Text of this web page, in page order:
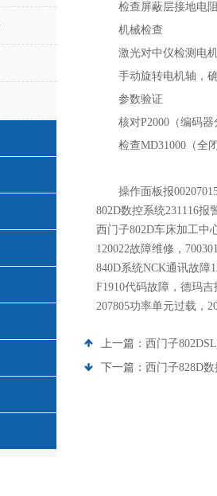
检查屏蔽层接地电
‌机械检查‌
激光对中仪检测电
手动旋转电机轴，
参数验证‌
核对P2000（编码
检查MD31000（全
操作面板报
802D数控系统231116报
西门子802D车床加工中
120022故障维修，
840D系统NCK通讯故障
F1910代码故障，德玛吉
207805功率单元过载，
上一篇： 西门子
下一篇： 西门子828D